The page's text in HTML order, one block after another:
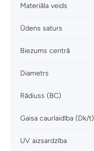
Materiāla veids
Ūdens saturs
Biezums centrā
Diametrs
Rādiuss (BC)
Gaisa caurlaidība (Dk/t)
UV aizsardzība